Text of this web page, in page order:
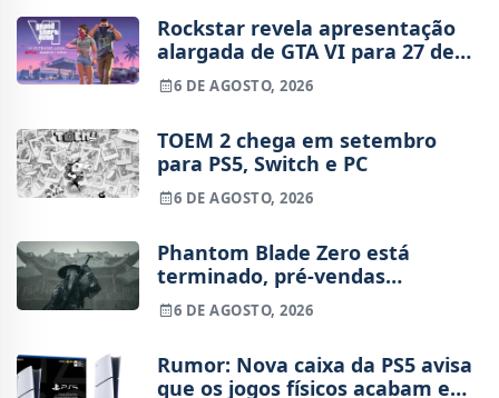
Rockstar revela apresentação
alargada de GTA VI para 27 de
agosto
6 DE AGOSTO, 2026
TOEM 2 chega em setembro
para PS5, Switch e PC
6 DE AGOSTO, 2026
Phantom Blade Zero está
terminado, pré-vendas
começam na próxima semana
6 DE AGOSTO, 2026
Rumor: Nova caixa da PS5 avisa
que os jogos físicos acabam em